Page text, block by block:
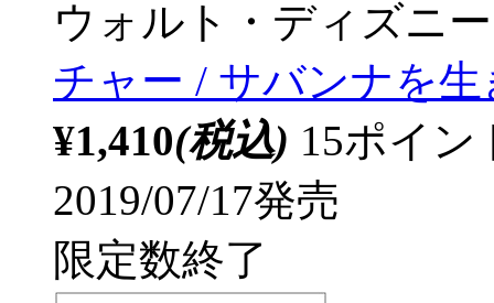
ウォルト・ディズニ
チャー / サバンナを
¥1,410(税込) 15ポイ
2019/07/17発売
限定数終了